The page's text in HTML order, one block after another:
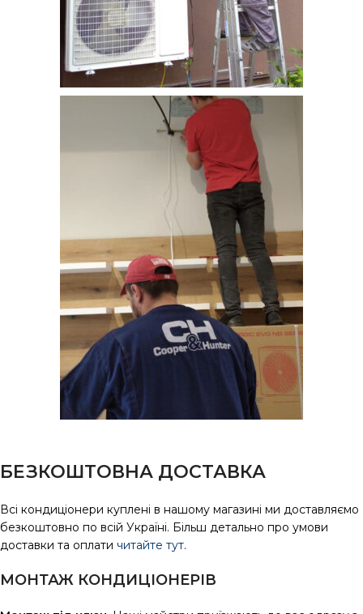
БЕЗКОШТОВНА ДОСТАВКА
Всі кондиціонери куплені в нашому магазині ми доставляємо
безкоштовно по всій Україні. Більш детально про умови
доставки та оплати читайте тут.
МОНТАЖ КОНДИЦІОНЕРІВ